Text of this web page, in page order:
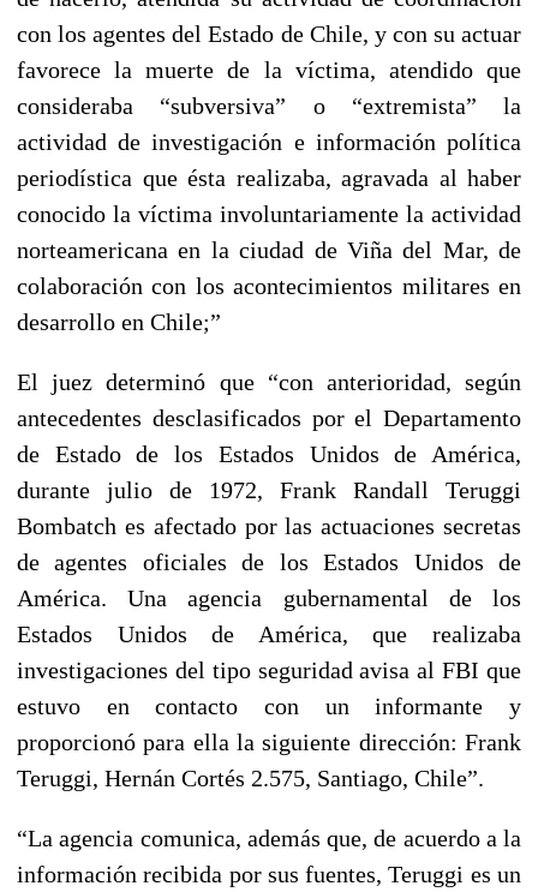
con los agentes del Estado de Chile, y con su actuar
favorece la muerte de la víctima, atendido que
consideraba “subversiva” o “extremista” la
actividad de investigación e información política
periodística que ésta realizaba, agravada al haber
conocido la víctima involuntariamente la actividad
norteamericana en la ciudad de Viña del Mar, de
colaboración con los acontecimientos militares en
desarrollo en Chile;”
El juez determinó que “con anterioridad, según
antecedentes desclasificados por el Departamento
de Estado de los Estados Unidos de América,
durante julio de 1972, Frank Randall Teruggi
Bombatch es afectado por las actuaciones secretas
de agentes oficiales de los Estados Unidos de
América. Una agencia gubernamental de los
Estados Unidos de América, que realizaba
investigaciones del tipo seguridad avisa al FBI que
estuvo en contacto con un informante y
proporcionó para ella la siguiente dirección: Frank
Teruggi, Hernán Cortés 2.575, Santiago, Chile”.
“La agencia comunica, además que, de acuerdo a la
información recibida por sus fuentes, Teruggi es un